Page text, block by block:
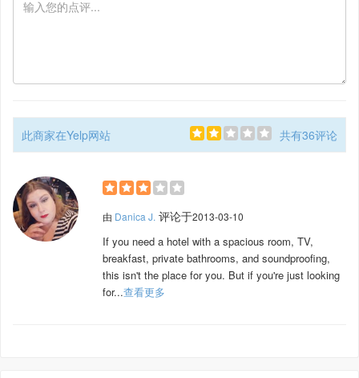
此商家在Yelp网站 共有36评论
由 Danica J. 评论于2013-03-10
If you need a hotel with a spacious room, TV,
breakfast, private bathrooms, and soundproofing,
this isn't the place for you. But if you're just looking
for...查看更多